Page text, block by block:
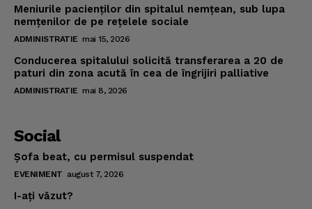
Meniurile pacienţilor din spitalul nemţean, sub lupa
nemţenilor de pe reţelele sociale
ADMINISTRATIE mai 15, 2026
Conducerea spitalului solicită transferarea a 20 de
paturi din zona acută în cea de îngrijiri palliative
ADMINISTRATIE mai 8, 2026
Social
Şofa beat, cu permisul suspendat
EVENIMENT august 7, 2026
I-aţi văzut?